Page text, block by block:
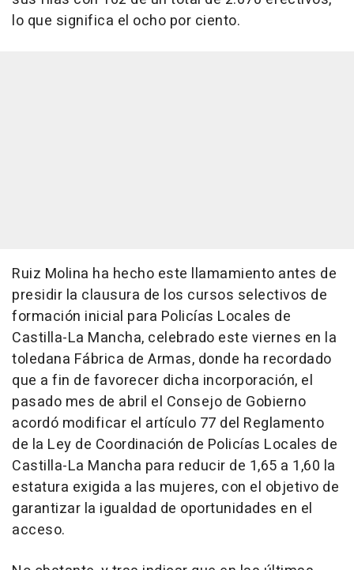
lo que significa el ocho por ciento.
Ruiz Molina ha hecho este llamamiento antes de
presidir la clausura de los cursos selectivos de
formación inicial para Policías Locales de
Castilla-La Mancha, celebrado este viernes en la
toledana Fábrica de Armas, donde ha recordado
que a fin de favorecer dicha incorporación, el
pasado mes de abril el Consejo de Gobierno
acordó modificar el artículo 77 del Reglamento
de la Ley de Coordinación de Policías Locales de
Castilla-La Mancha para reducir de 1,65 a 1,60 la
estatura exigida a las mujeres, con el objetivo de
garantizar la igualdad de oportunidades en el
acceso.